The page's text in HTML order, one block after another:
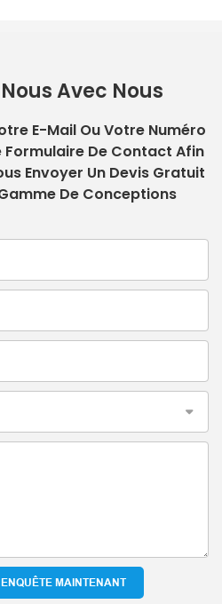
Avec Nous
E-Mail Ou Votre Numéro
Formulaire De Contact Afin
Envoyer Un Devis Gratuit
De Conceptions
MAINTENANT